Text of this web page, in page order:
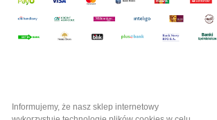
Informujemy, że nasz sklep internetowy